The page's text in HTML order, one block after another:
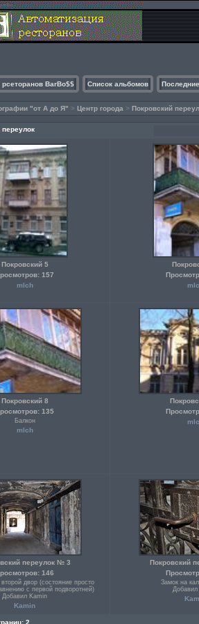
BarBo$$ Список альбомов
"от А до Я" > Центр города > Покровский
переулок
Покровский 5
157
mlch
Покровский 8
135
Балкон
mlch
переулок № 3
146
двор (состояние просто
с первой подворотней)
Добавил Kamin
Kamin
Покровский
Замок на
Добавил
2